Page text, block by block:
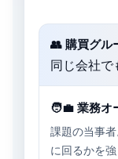
👥 購買グル
同じ会社で
🧑‍💼 業務オ
課題の当事
に回るかを強